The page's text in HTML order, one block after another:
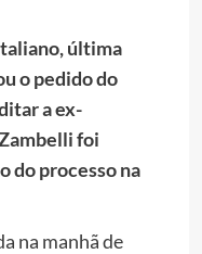
última
o pedido do
a ex-
foi
do processo na
na manhã de